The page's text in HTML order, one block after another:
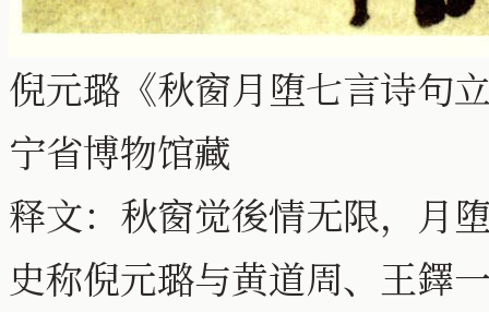
倪元璐《秋窗月堕七言诗句
宁省博物馆藏
释文：秋窗觉後情无限，月
史称倪元璐与黄道周、王鐸